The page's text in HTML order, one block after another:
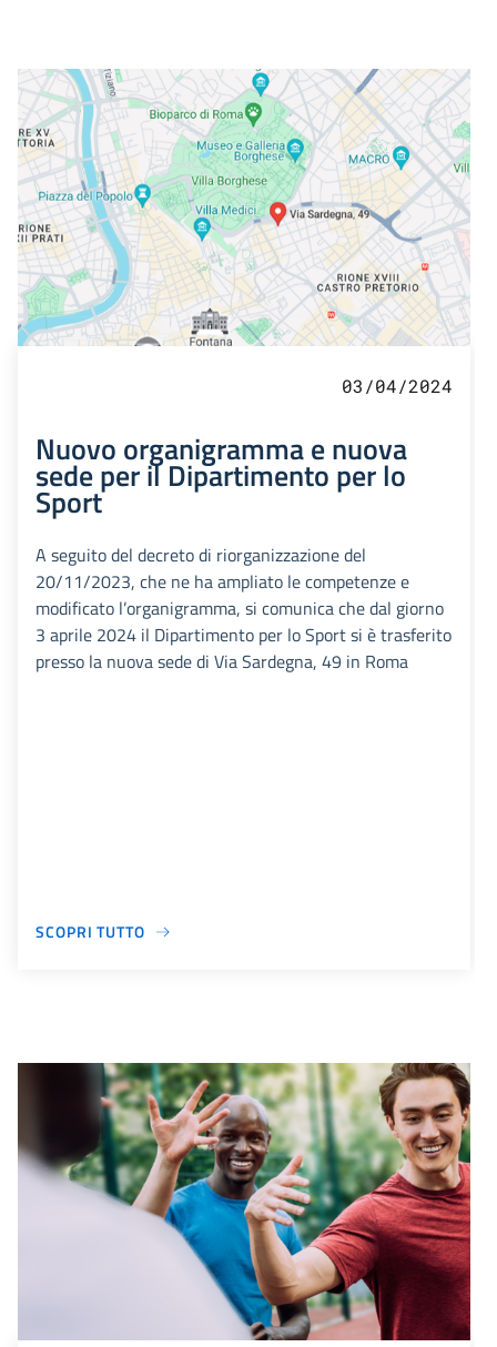
03/04/2024
Nuovo organigramma e nuova
sede per il Dipartimento per lo
Sport
A seguito del decreto di riorganizzazione del
20/11/2023, che ne ha ampliato le competenze e
modificato l’organigramma, si comunica che dal giorno
3 aprile 2024 il Dipartimento per lo Sport si è trasferito
presso la nuova sede di Via Sardegna, 49 in Roma
SCOPRI TUTTO